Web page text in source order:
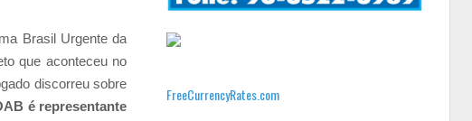
Brasil Urgente da
que aconteceu no
discorreu sobre
é representante
FreeCurrencyRates.com